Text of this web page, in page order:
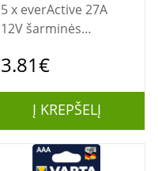
5 x everActive 27A
12V šarminės
plokštelė 5 vnt.
3.81€
Į KREPŠELĮ